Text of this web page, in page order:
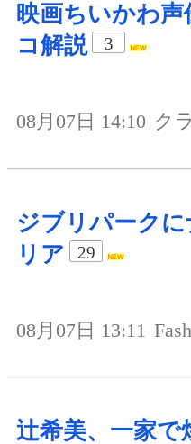
映画ちいかわ
コ解説
3
08月07日 14:10 ク
ジブリパーク
リア
29
08月07日 13:11
辻希美、一家で